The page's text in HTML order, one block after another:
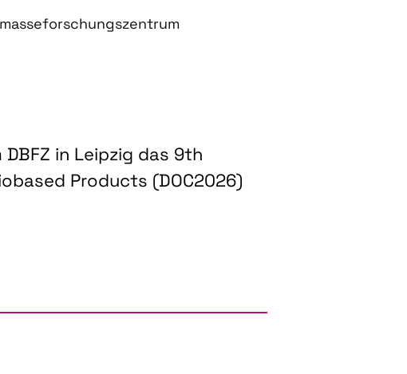
in Leipzig das 9th
Products (DOC2026)
AND BIOBASED PRODUCTS